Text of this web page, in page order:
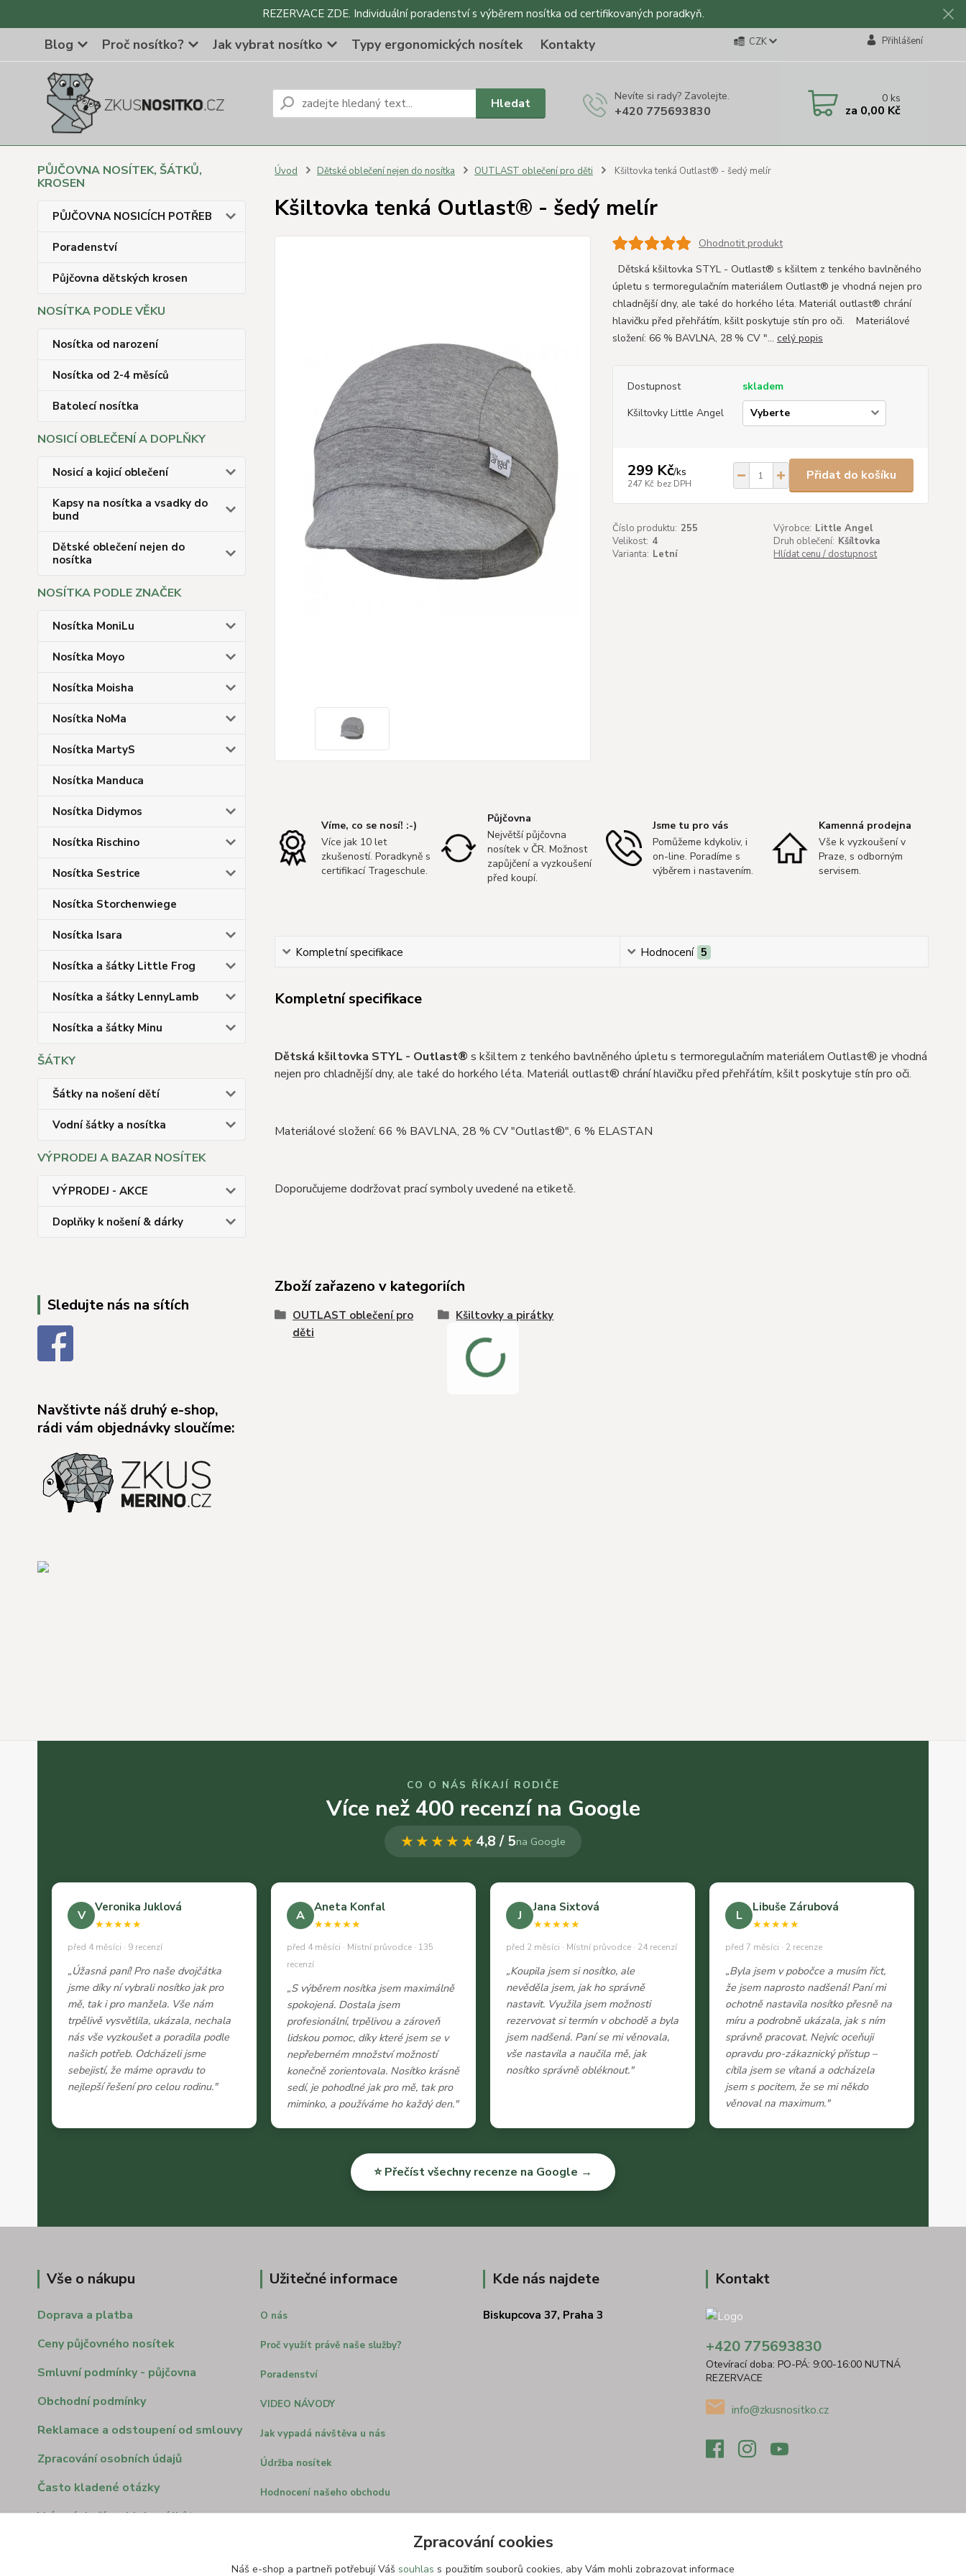
REZERVACE ZDE. Individuální poradenství s výběrem nosítka od certifikovaných poradkyň.
Blog Proč nosítko? Jak vybrat nosítko Typy ergonomických nosítek Kontakty CZK Přihlášení
Hledat Nevíte si rady? Zavolejte.
+420 775693830
0ks
za 0,00 Kč
PŮJČOVNA NOSÍTEK, ŠÁTKŮ,
KROSEN
PŮJČOVNA NOSICÍCH POTŘEB
Poradenství
Půjčovna dětských krosen
NOSÍTKA PODLE VĚKU
Nosítka od narození
Nosítka od 2-4 měsíců
Batolecí nosítka
NOSICÍ OBLEČENÍ A DOPLŇKY
Nosicí a kojicí oblečení
Kapsy na nosítka a vsadky do
bund
Dětské oblečení nejen do
nosítka
NOSÍTKA PODLE ZNAČEK
Nosítka MoniLu
Nosítka Moyo
Nosítka Moisha
Nosítka NoMa
Nosítka MartyS
Nosítka Manduca
Nosítka Didymos
Nosítka Rischino
Nosítka Sestrice
Nosítka Storchenwiege
Nosítka Isara
Nosítka a šátky Little Frog
Nosítka a šátky LennyLamb
Nosítka a šátky Minu
ŠÁTKY
Šátky na nošení dětí
Vodní šátky a nosítka
VÝPRODEJ A BAZAR NOSÍTEK
VÝPRODEJ - AKCE
Doplňky k nošení & dárky
Sledujte nás na sítích
Navštivte náš druhý e-shop,
rádi vám objednávky sloučíme:
Úvod Dětské oblečení nejen do nosítka OUTLAST oblečení pro děti Kšiltovka tenká Outlast® - šedý melír
Kšiltovka tenká Outlast® - šedý melír
Ohodnotit produkt
Dětská kšiltovka STYL - Outlast® s kšiltem z tenkého bavlněného
úpletu s termoregulačním materiálem Outlast® je vhodná nejen pro
chladnější dny, ale také do horkého léta. Materiál outlast® chrání
hlavičku před přehřátím, kšilt poskytuje stín pro oči. Materiálové
složení: 66 % BAVLNA, 28 % CV "... celý popis
Dostupnost
skladem
Kšiltovky Little Angel
299 Kč/ks
247 Kč bez DPH
Přidat do košíku
Číslo produktu: 255 Výrobce: Little Angel
Velikost: 4 Druh oblečení: Kšíltovka
Varianta: Letní Hlídat cenu / dostupnost
Víme, co se nosí! :-)
Více jak 10 let
zkušeností. Poradkyně s
certifikací Trageschule.
Půjčovna
Největší půjčovna
nosítek v ČR. Možnost
zapůjčení a vyzkoušení
před koupí.
Jsme tu pro vás
Pomůžeme kdykoliv, i
on-line. Poradíme s
výběrem i nastavením.
Kamenná prodejna
Vše k vyzkoušení v
Praze, s odborným
servisem.
Kompletní specifikace Hodnocení 5
Kompletní specifikace
Dětská kšiltovka STYL - Outlast® s kšiltem z tenkého bavlněného úpletu s termoregulačním materiálem Outlast® je vhodná
nejen pro chladnější dny, ale také do horkého léta. Materiál outlast® chrání hlavičku před přehřátím, kšilt poskytuje stín pro oči.
Materiálové složení: 66 % BAVLNA, 28 % CV "Outlast®", 6 % ELASTAN
Doporučujeme dodržovat prací symboly uvedené na etiketě.
Zboží zařazeno v kategoriích
OUTLAST oblečení pro
děti
Kšiltovky a pirátky
CO O NÁS ŘÍKAJÍ RODIČE
Více než 400 recenzí na Google
★★★★★4,8 / 5na Google
V
Veronika Juklová
★★★★★
před 4 měsíci · 9 recenzí
„Úžasná paní! Pro naše dvojčátka
jsme díky ní vybrali nosítko jak pro
mě, tak i pro manžela. Vše nám
trpělivě vysvětlila, ukázala, nechala
nás vše vyzkoušet a poradila podle
našich potřeb. Odcházeli jsme
sebejistí, že máme opravdu to
nejlepší řešení pro celou rodinu."
A
Aneta Konfal
★★★★★
před 4 měsíci · Místní průvodce · 135
recenzí
„S výběrem nosítka jsem maximálně
spokojená. Dostala jsem
profesionální, trpělivou a zároveň
lidskou pomoc, díky které jsem se v
nepřeberném množství možností
konečně zorientovala. Nosítko krásně
sedí, je pohodlné jak pro mě, tak pro
miminko, a používáme ho každý den."
J
Jana Sixtová
★★★★★
před 2 měsíci · Místní průvodce · 24 recenzí
„Koupila jsem si nosítko, ale
nevěděla jsem, jak ho správně
nastavit. Využila jsem možnosti
rezervovat si termín v obchodě a byla
jsem nadšená. Paní se mi věnovala,
vše nastavila a naučila mě, jak
nosítko správně obléknout."
L
Libuše Zárubová
★★★★★
před 7 měsíci · 2 recenze
„Byla jsem v pobočce a musím říct,
že jsem naprosto nadšená! Paní mi
ochotně nastavila nosítko přesně na
míru a podrobně ukázala, jak s ním
správně pracovat. Nejvíc oceňuji
opravdu pro-zákaznický přístup –
cítila jsem se vítaná a odcházela
jsem s pocitem, že se mi někdo
věnoval na maximum."
⭐ Přečíst všechny recenze na Google →
Vše o nákupu
Doprava a platba
Ceny půjčovného nosítek
Smluvní podmínky - půjčovna
Obchodní podmínky
Reklamace a odstoupení od smlouvy
Zpracování osobních údajů
Často kladené otázky
Vrácení zboží ve 14 denní lhůte
Užitečné informace
O nás
Proč využít právě naše služby?
Poradenství
VIDEO NÁVODY
Jak vypadá návštěva u nás
Údržba nosítek
Hodnocení našeho obchodu
Kde nás najdete
Biskupcova 37, Praha 3
Kontakt
+420 775693830
Otevírací doba: PO-PÁ: 9:00-16:00 NUTNÁ
REZERVACE
info@zkusnositko.cz
Zpracování cookies
Náš e-shop a partneři potřebují Váš souhlas s použitím souborů cookies, aby Vám mohli zobrazovat informace